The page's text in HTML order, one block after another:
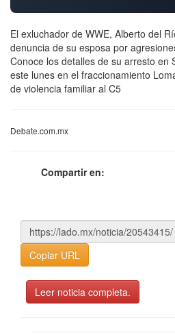
El exluchador de WWE, Alberto del
denuncia de su esposa por
Conoce los detalles de su arresto en
este lunes en el fraccionamiento
de violencia familiar al C5
Debate.com.mx
Compartir en:
Copiar URL
Leer noticia completa.